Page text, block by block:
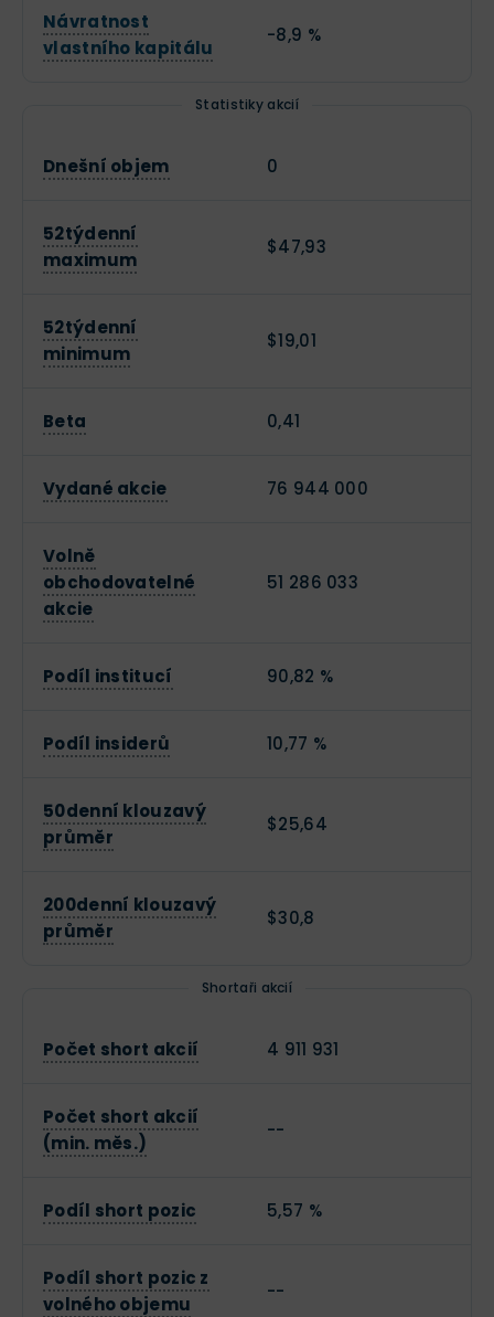
Návratnost
vlastního kapitálu
-8,9 %
Statistiky akcií
Dnešní objem 0
52týdenní
maximum
$47,93
52týdenní
minimum
$19,01
Beta 0,41
Vydané akcie 76 944 000
Volně
obchodovatelné
akcie
51 286 033
Podíl institucí 90,82 %
Podíl insiderů 10,77 %
50denní klouzavý
průměr
$25,64
200denní klouzavý
průměr
$30,8
Shortaři akcií
Počet short akcií 4 911 931
Počet short akcií
(min. měs.)
--
Podíl short pozic 5,57 %
Podíl short pozic z
volného objemu
--